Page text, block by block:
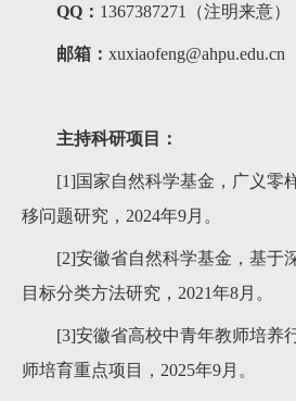
QQ： 1367387271（注明来意）
邮箱： xuxiaofeng@ahpu.edu.cn
主持科研项目：
[1]国家自然科学基金，广义零
移问题研究，2024年9月。
[2]安徽省自然科学基金，基于
目标分类方法研究，2021年8月。
[3]安徽省高校中青年教师培养
师培育重点项目，2025年9月。